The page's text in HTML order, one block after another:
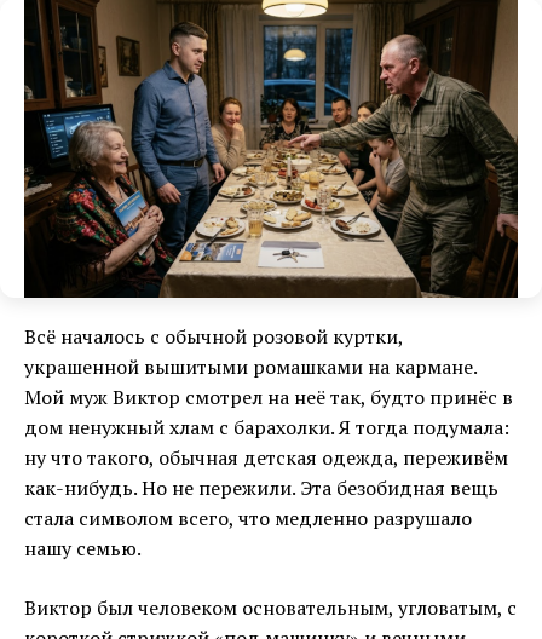
Всё началось с обычной розовой куртки,
украшенной вышитыми ромашками на кармане.
Мой муж Виктор смотрел на неё так, будто принёс в
дом ненужный хлам с барахолки. Я тогда подумала:
ну что такого, обычная детская одежда, переживём
как-нибудь. Но не пережили. Эта безобидная вещь
стала символом всего, что медленно разрушало
нашу семью.
Виктор был человеком основательным, угловатым, с